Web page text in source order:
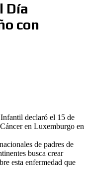
Día
con
declaró el 15 de
en Luxemburgo en
de padres de
busca crear
esta enfermedad que